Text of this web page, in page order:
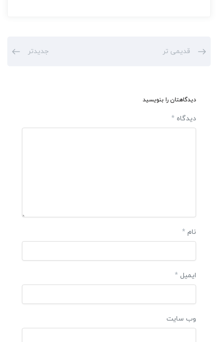
قدیمی تر جدیدتر
دیدگاهتان را بنویسید
دیدگاه *
نام *
ایمیل *
وب‌ سایت